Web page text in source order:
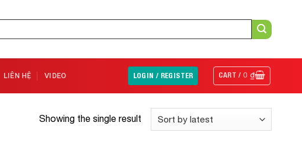
LIÊN HỆ VIDEO LOGIN / REGISTER CART /0₫
Showing the single result